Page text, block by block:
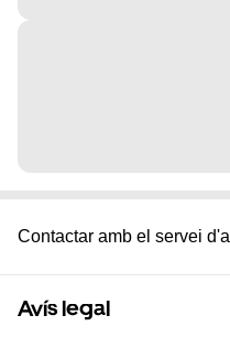
Contactar amb el servei
Avís legal